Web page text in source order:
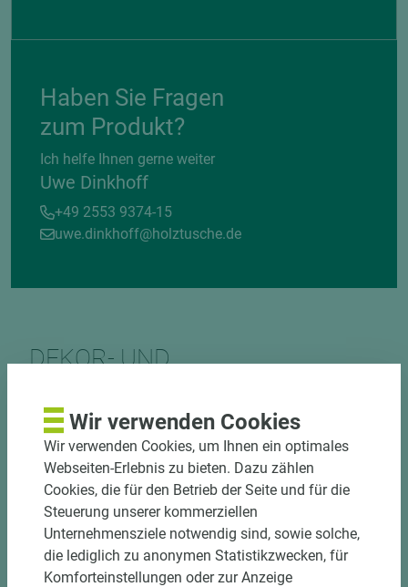
Haben Sie Fragen
zum Produkt?
Ich helfe Ihnen gerne weiter
Uwe Dinkhoff
+49 2553 9374-15
uwe.dinkhoff@holztusche.de
DEKOR- UND
DOWNLOADS
Wir verwenden Cookies
Wir verwenden Cookies, um Ihnen ein optimales
Webseiten-Erlebnis zu bieten. Dazu zählen
Cookies, die für den Betrieb der Seite und für die
Steuerung unserer kommerziellen
Unternehmensziele notwendig sind, sowie solche,
die lediglich zu anonymen Statistikzwecken, für
Komforteinstellungen oder zur Anzeige